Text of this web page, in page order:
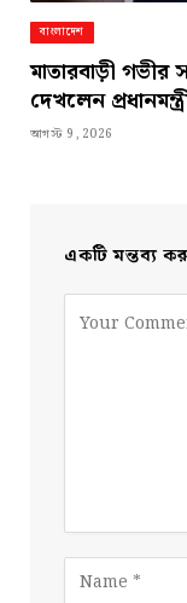
বাংলাদেশ
মাতারবাড়ী গভীর
দেখলেন
আগস্ট 9, 2026
একটি মন্তব্য